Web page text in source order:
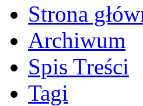
Strona
Archiwum
Spis Treści
Tagi